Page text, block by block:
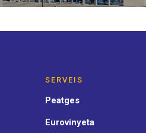
SERVEIS
Peatges
Eurovinyeta